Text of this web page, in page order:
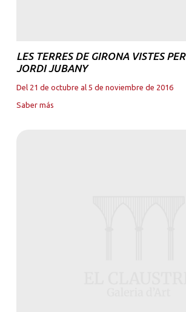
LES TERRES DE GIRONA VISTES PER
JORDI JUBANY
Del 21 de octubre al 5 de noviembre de 2016
Saber más